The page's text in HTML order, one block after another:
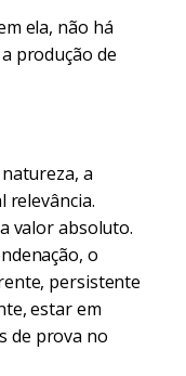
ela, não há
produção de
a
relevância.
valor absoluto.
o
persistente
estar em
de prova no